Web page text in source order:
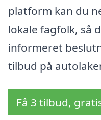
platform kan du
lokale fagfolk, så
informeret
tilbud på
Få 3 tilbud,